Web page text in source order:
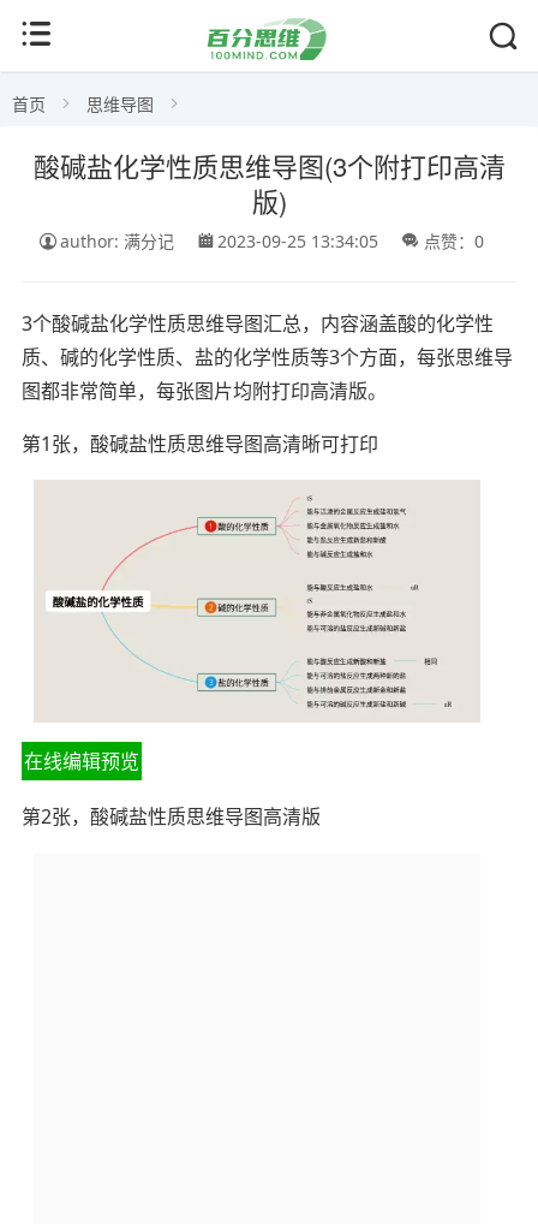
首页 思维导图
酸碱盐化学性质思维导图(3个附打印高清
版)
author: 满分记 2023-09-25 13:34:05 点赞：0
3个酸碱盐化学性质思维导图汇总，内容涵盖酸的化学性
质、碱的化学性质、盐的化学性质等3个方面，每张思维导
图都非常简单，每张图片均附打印高清版。
第1张，酸碱盐性质思维导图高清晰可打印
在线编辑预览
第2张，酸碱盐性质思维导图高清版